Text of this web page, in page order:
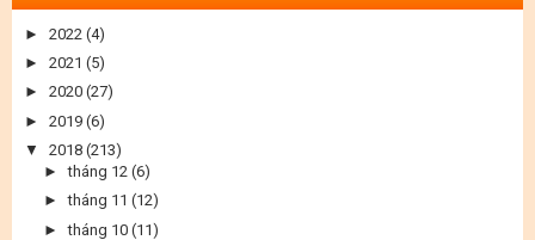
► 2022 (4)
► 2021 (5)
► 2020 (27)
► 2019 (6)
▼
2018 (213)
►tháng 12 (6)
►tháng 11 (12)
►tháng 10 (11)